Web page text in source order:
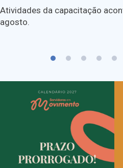
Atividades da capacitação
agosto.